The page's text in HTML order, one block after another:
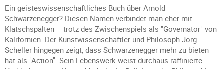
Ein geisteswissenschaftliches Buch über Arnold
Schwarzenegger? Diesen Namen verbindet man eher mit
Klatschspalten – trotz des Zwischenspiels als "Governator" von
Kalifornien. Der Kunstwissenschaftler und Philosoph Jörg
Scheller hingegen zeigt, dass Schwarzenegger mehr zu bieten
hat als "Action". Sein Lebenswerk weist durchaus raffinierte